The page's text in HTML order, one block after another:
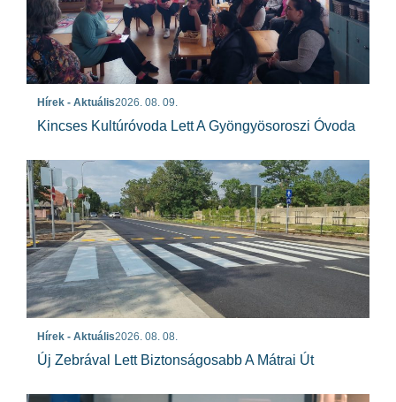
Hírek - Aktuális2026. 08. 09.
Kincses Kultúróvoda Lett A Gyöngyösoroszi Óvoda
Hírek - Aktuális2026. 08. 08.
Új Zebrával Lett Biztonságosabb A Mátrai Út